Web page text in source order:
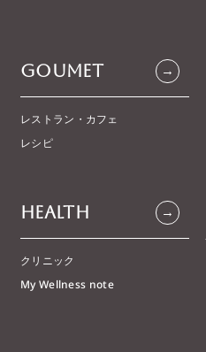
子育て
→
レストラン・カフェ